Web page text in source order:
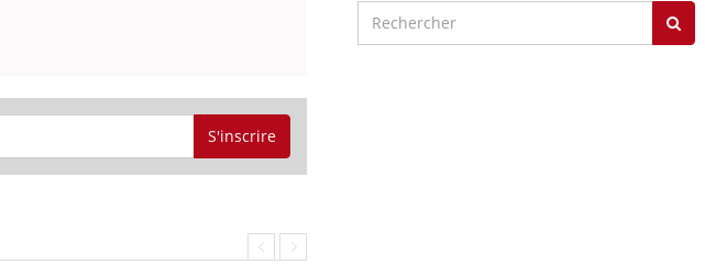
S'inscrire